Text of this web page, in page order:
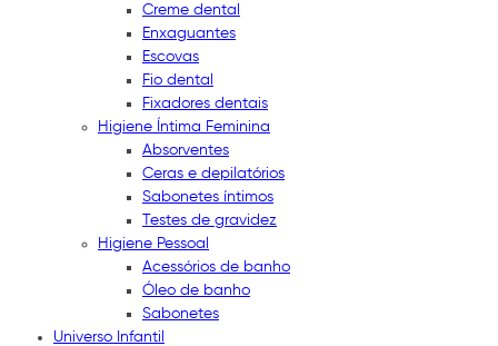
Creme dental
Enxaguantes
Escovas
Fio dental
Fixadores dentais
Higiene Íntima Feminina
Absorventes
Ceras e depilatórios
Sabonetes íntimos
Testes de gravidez
Higiene Pessoal
Acessórios de banho
Óleo de banho
Sabonetes
Universo Infantil